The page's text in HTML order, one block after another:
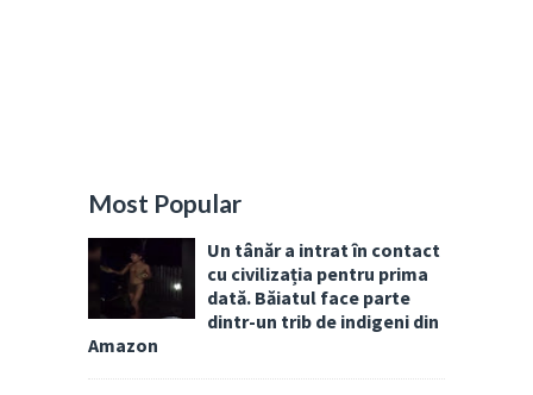
Most Popular
Un tânăr a intrat în contact
cu civilizația pentru prima
dată. Băiatul face parte
dintr-un trib de indigeni din
Amazon